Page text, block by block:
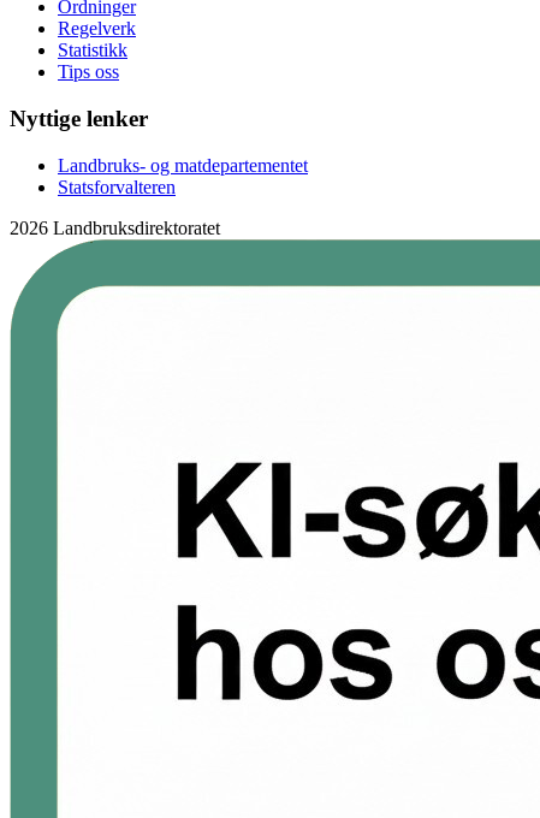
Ordninger
Regelverk
Statistikk
Tips oss
Nyttige lenker
Landbruks- og matdepartementet
Statsforvalteren
2026 Landbruksdirektoratet